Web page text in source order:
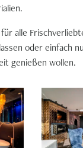
alle
oder einfach
genießen wollen.